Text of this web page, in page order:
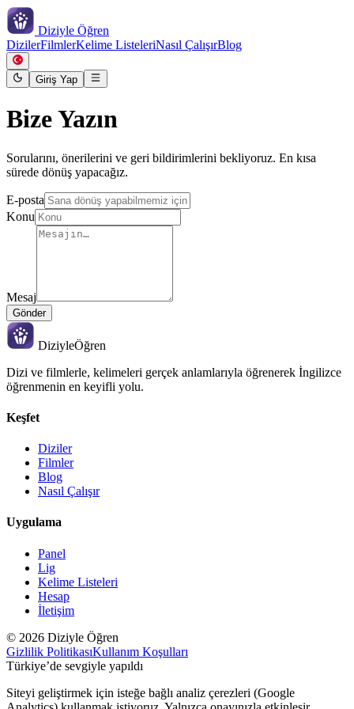
Diziyle Öğren
DizilerFilmlerKelime ListeleriNasıl ÇalışırBlog
Giriş Yap
Bize Yazın
Sorularını, önerilerini ve geri bildirimlerini bekliyoruz. En kısa
sürede dönüş yapacağız.
E-posta
Konu
Mesaj
Gönder
DiziyleÖğren
Dizi ve filmlerle, kelimeleri gerçek anlamlarıyla öğrenerek İngilizce
öğrenmenin en keyifli yolu.
Keşfet
Diziler
Filmler
Blog
Nasıl Çalışır
Uygulama
Panel
Lig
Kelime Listeleri
Hesap
İletişim
© 2026 Diziyle Öğren
Gizlilik PolitikasıKullanım Koşulları
Türkiye’de sevgiyle yapıldı
Siteyi geliştirmek için isteğe bağlı analiz çerezleri (Google